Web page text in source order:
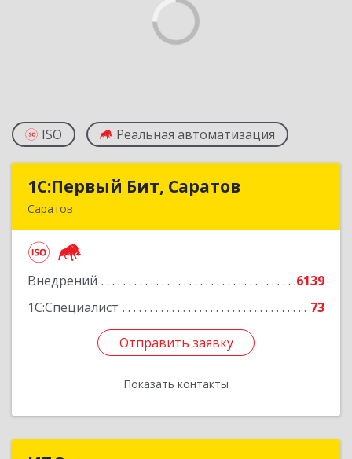
ISO Реальная автоматизация
1С:Первый Бит, Саратов
Саратов
Внедрений
6139
1С:Специалист
73
Отправить заявку
Показать контакты
1С:Первый Бит, Саратов
Подробнее
Отправить заявку
Назад